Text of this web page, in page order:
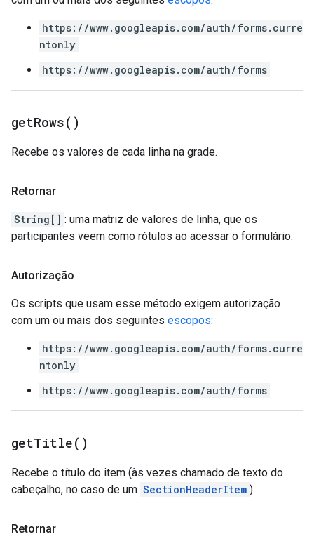
https://www.googleapis.com/auth/forms.curre
ntonly
https://www.googleapis.com/auth/forms
getRows( )
Recebe os valores de cada linha na grade.
Retornar
String[] : uma matriz de valores de linha, que os
participantes veem como rótulos ao acessar o formulário.
Autorização
Os scripts que usam esse método exigem autorização
com um ou mais dos seguintes escopos:
https://www.googleapis.com/auth/forms.curre
ntonly
https://www.googleapis.com/auth/forms
getTitle( )
Recebe o título do item (às vezes chamado de texto do
cabeçalho, no caso de um SectionHeaderItem ).
Retornar